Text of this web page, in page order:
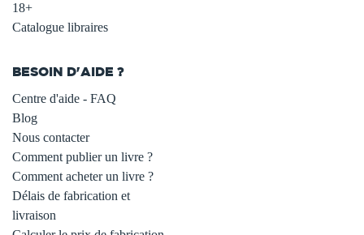
18+
Catalogue libraires
BESOIN D'AIDE ?
Centre d'aide - FAQ
Blog
Nous contacter
Comment publier un livre ?
Comment acheter un livre ?
Délais de fabrication et
livraison